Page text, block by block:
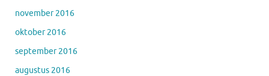
november 2016
oktober 2016
september 2016
augustus 2016